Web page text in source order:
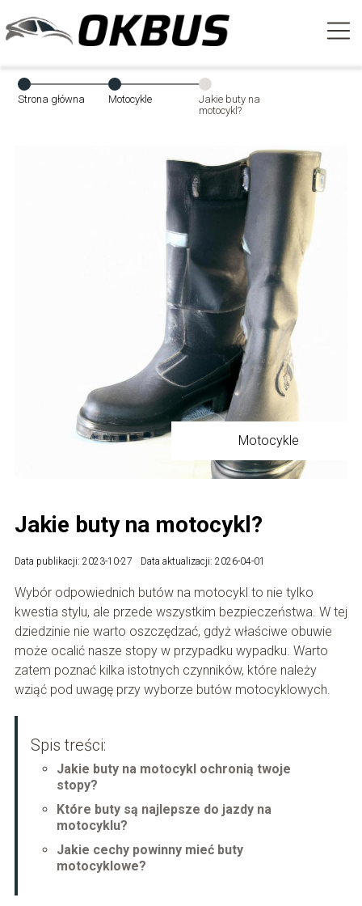
Strona główna Motocykle
Jakie buty na
motocykl?
Motocykle
Jakie buty na motocykl?
Data publikacji: 2023-10-27 Data aktualizacji: 2026-04-01
Wybór odpowiednich butów na motocykl to nie tylko
kwestia stylu, ale przede wszystkim bezpieczeństwa. W tej
dziedzinie nie warto oszczędzać, gdyż właściwe obuwie
może ocalić nasze stopy w przypadku wypadku. Warto
zatem poznać kilka istotnych czynników, które należy
wziąć pod uwagę przy wyborze butów motocyklowych.
Spis treści:
Jakie buty na motocykl ochronią twoje
stopy?
Które buty są najlepsze do jazdy na
motocyklu?
Jakie cechy powinny mieć buty
motocyklowe?